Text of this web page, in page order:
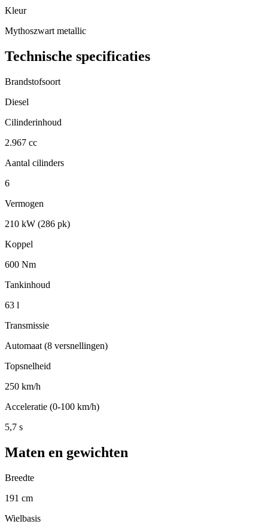
Kleur
Mythoszwart metallic
Technische specificaties
Brandstofsoort
Diesel
Cilinderinhoud
2.967 cc
Aantal cilinders
6
Vermogen
210 kW (286 pk)
Koppel
600 Nm
Tankinhoud
63 l
Transmissie
Automaat (8 versnellingen)
Topsnelheid
250 km/h
Acceleratie (0-100 km/h)
5,7 s
Maten en gewichten
Breedte
191 cm
Wielbasis